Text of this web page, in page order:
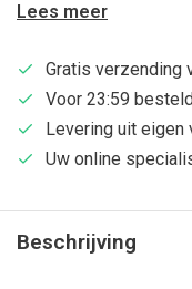
Lees meer
Gratis verzending
Voor 23:59
Levering uit eigen
Uw online
Beschrijving